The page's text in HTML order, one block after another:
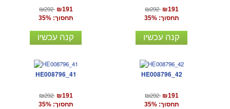
₪292 ₪191
תחסוך: 35%
קנה עכשיו
₪292 ₪191
תחסוך: 35%
קנה עכשיו
HE008796_41
₪292 ₪191
תחסוך: 35%
HE008796_42
₪292 ₪191
תחסוך: 35%